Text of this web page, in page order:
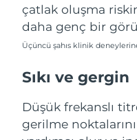
çatlak oluşma
daha genç bir
Üçüncü şahıs klinik
Sıkı ve gergin
Düşük frekanslı
gerilme
Yeni Zelanda
Norveç
Umman
Filipinler